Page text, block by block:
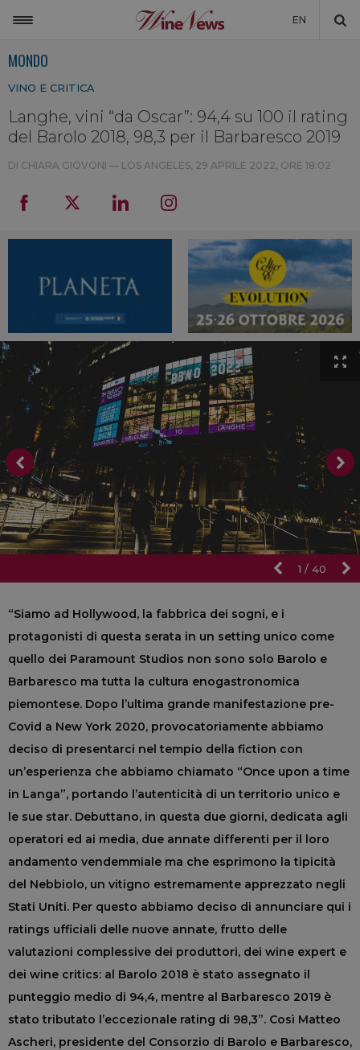
EN
NON SOLO VINO
WINENEWS TV
MONDO
VINO E CRITICA
Langhe, vini “da Oscar”: 94,4 su 100 il rating
del Barolo 2018, 98,3 per il Barbaresco 2019
DI CHIARA GIOVONI — LOS ANGELES, 29 APRILE 2022, ORE 18:02
1 / 40
“Siamo ad Hollywood, la fabbrica dei sogni, e i
protagonisti di questa serata in un setting unico come
quello dei Paramount Studios non sono solo Barolo e
Barbaresco ma tutta la cultura enogastronomica
piemontese. Dopo l’ultima grande manifestazione pre-
Covid a New York 2020, provocatoriamente abbiamo
deciso di presentarci nel tempio della fiction con
un’esperienza che abbiamo chiamato “Once upon a time
in Langa”, portando l’autenticità di un territorio unico e
le sue star. Debuttano, in questa due giorni, dedicata agli
operatori ed ai media, due annate differenti per il loro
andamento vendemmiale ma che esprimono la tipicità
del Nebbiolo, un vitigno estremamente apprezzato negli
Stati Uniti. Per questo abbiamo deciso di annunciare qui i
ratings ufficiali delle nuove annate, frutto delle
valutazioni complessive dei produttori, dei wine expert e
dei wine critics: al Barolo 2018 è stato assegnato il
punteggio medio di 94,4, mentre al Barbaresco 2019 è
stato tributato l’eccezionale rating di 98,3”. Così Matteo
Ascheri, presidente del Consorzio di Barolo e Barbaresco,